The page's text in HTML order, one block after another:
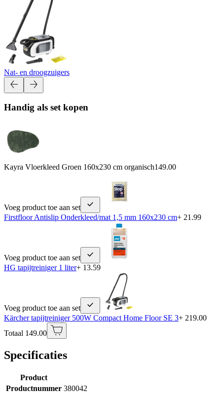
Nat- en droogzuigers
Handig als set kopen
Kayra Vloerkleed Groen 160x230 cm organisch149.00
Voeg product toe aan set
Firstfloor Antislip Onderkleed/mat 1,5 mm 160x230 cm+ 21.99
Voeg product toe aan set
HG tapijtreiniger 1 liter+ 13.59
Voeg product toe aan set
Kärcher tapijtreiniger 500W Compact Home Floor SE 3+ 219.00
Totaal 149.00
Specificaties
Product
Productnummer 380042